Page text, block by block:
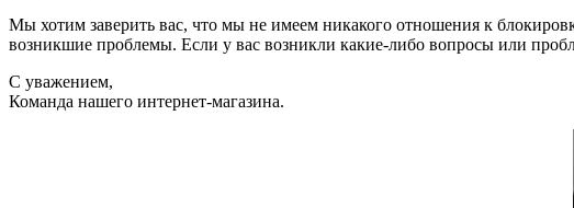
Мы хотим заверить вас, что мы не имеем никакого отношения к
возникшие проблемы. Если у вас возникли какие-либо вопросы или
С уважением,
Команда нашего интернет-магазина.